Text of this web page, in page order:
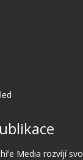
Media rozvíjí